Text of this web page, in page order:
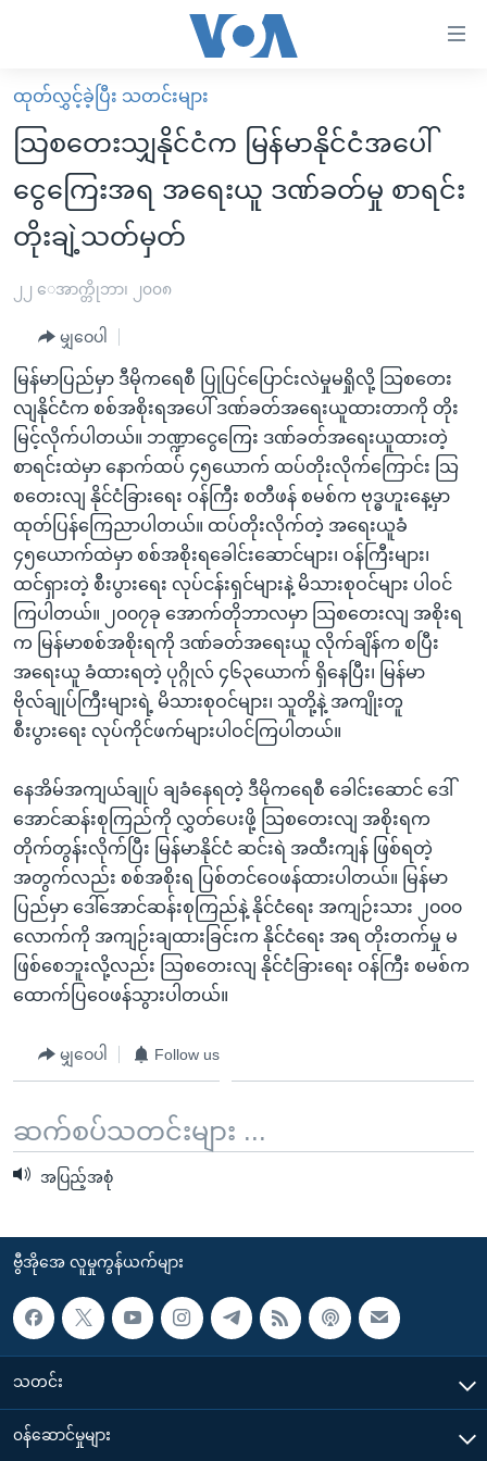
လွယ်ကူ
စေ
Link
များ
ပင်မ
ကျော်
ကြည့်
ရန်
ပင်မ
အ
ညွန်း
စာမျက်နှာ
သို့
ကျော်
ကြည့်
ရန်
ရှာဖွေ
ရန်
သို့
ကျော်
ရန်
မူလစာမျက်နှာ
မြန်မာ
ကမ္ဘာ့သတင်းများ
နိုင်ငံတကာ
အစ္စရေး-ပါလက်စတိုင်း
ဗွီဒီယို
အင်္ဂလိပ်စာလေ့လာမယ်
အမေရိကန်သုံးအီဒီယံ
မကြေးမုံရဲ့ အင်္ဂလိပ်စာ
ရုပ်ရှင်ထဲက အင်္ဂလိပ်စာ
သုတပဒေသာ အင်္ဂလိပ်စာ
အပတ်စဉ်ကဏ္ဍများ
ရေဒီယို
တီဗွီ
ရေဒီယိုနှင့်ရုပ်သံ အချက်အလက်များ
ရေဒီယို/တီဗွီအစီအစဉ်
Learning English
ဗွီအိုအေ လူမှုကွန်ယက်များ
ဘာသာစကားများ
ထုတ်လွှင့်ခဲ့ပြီး သတင်းများ
သြစတေးသျှနိုင်ငံက မြန်မာနိုင်ငံအပေါ်
ငွေကြေးအရ အရေးယူ ဒဏ်ခတ်မှု စာရင်း
တိုးချဲ့သတ်မှတ်
၂၂ ေအာက္တိုဘာ၊ ၂၀၀၈
မျှဝေပါ
မြန်မာပြည်မှာ ဒီမိုကရေစီ ပြုပြင်ပြောင်းလဲမှုမရှိုလို့ သြစတေး
လျနိုင်ငံက စစ်အစိုးရအပေါ် ဒဏ်ခတ်အရေးယူထားတာကို တိုး
မြင့်လိုက်ပါတယ်။ ဘဏ္ဍာငွေကြေး ဒဏ်ခတ်အရေးယူထားတဲ့
စာရင်းထဲမှာ နောက်ထပ် ၄၅ယောက် ထပ်တိုးလိုက်ကြောင်း သြ
စတေးလျ နိုင်ငံခြားရေး ဝန်ကြီး စတီဖန် စမစ်က ဗုဒ္ဓဟူးနေ့မှာ
ထုတ်ပြန်ကြေညာပါတယ်။ ထပ်တိုးလိုက်တဲ့ အရေးယူခံ
၄၅ယောက်ထဲမှာ စစ်အစိုးရခေါင်းဆောင်များ၊ ဝန်ကြီးများ၊
ထင်ရှားတဲ့ စီးပွားရေး လုပ်ငန်းရှင်များနဲ့ မိသားစုဝင်များ ပါဝင်
ကြပါတယ်။ ၂၀၀၇ခု အောက်တိုဘာလမှာ သြစတေးလျ အစိုးရ
က မြန်မာစစ်အစိုးရကို ဒဏ်ခတ်အရေးယူ လိုက်ချိန်က စပြီး
အရေးယူ ခံထားရတဲ့ ပုဂ္ဂိုလ် ၄၆၃ယောက် ရှိနေပြီး၊ မြန်မာ
ဗိုလ်ချုပ်ကြီးများရဲ့ မိသားစုဝင်များ၊ သူတို့နဲ့ အကျိုးတူ
စီးပွားရေး လုပ်ကိုင်ဖက်များပါဝင်ကြပါတယ်။
နေအိမ်အကျယ်ချုပ် ချခံနေရတဲ့ ဒီမိုကရေစီ ခေါင်းဆောင် ဒေါ်
အောင်ဆန်းစုကြည်ကို လွှတ်ပေးဖို့ သြစတေးလျ အစိုးရက
တိုက်တွန်းလိုက်ပြီး မြန်မာနိုင်ငံ ဆင်းရဲ အထီးကျန် ဖြစ်ရတဲ့
အတွက်လည်း စစ်အစိုးရ ပြစ်တင်ဝေဖန်ထားပါတယ်။ မြန်မာ
ပြည်မှာ ဒေါ်အောင်ဆန်းစုကြည်နဲ့ နိုင်ငံရေး အကျဉ်းသား ၂၀၀၀
လောက်ကို အကျဉ်းချထားခြင်းက နိုင်ငံရေး အရ တိုးတက်မှု မ
ဖြစ်စေဘူးလို့လည်း သြစတေးလျ နိုင်ငံခြားရေး ဝန်ကြီး စမစ်က
ထောက်ပြဝေဖန်သွားပါတယ်။
မျှဝေပါ Follow us
ဆက်စပ်သတင်းများ ...
အပြည့်အစုံ
ဗွီအိုအေ လူမှုကွန်ယက်များ
သတင်း
၀န်ဆောင်မှုများ